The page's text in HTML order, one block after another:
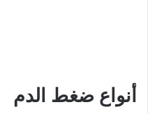
أنواع ضغط الدم